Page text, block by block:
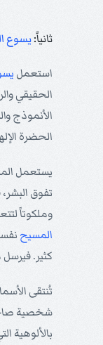
ثانياً:يسوع
استعمل
الحقيقي
الأنموذج
الحضرة
يستعمل
تفوق
وملكوتاً
المسيح
كثير.
تُنتقى
شخصية
بالألوهية